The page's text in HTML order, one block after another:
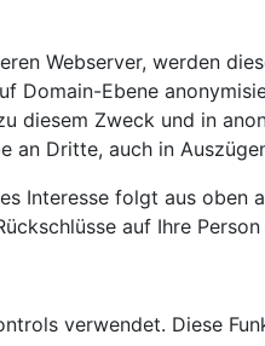
Webserver, werden
Domain-Ebene
diesem Zweck und in
an Dritte, auch in
Interesse folgt aus oben
auf Ihre Person
verwendet. Diese